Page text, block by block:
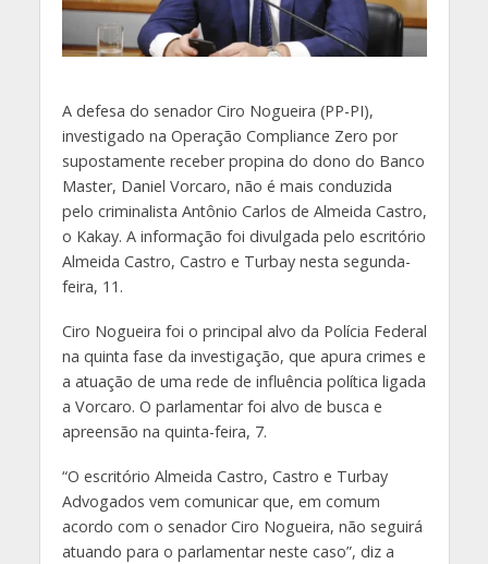
Adefesa do senador Ciro Nogueira (PP-PI),
investigado na Operação Compliance Zero por
supostamente receber propina do dono do Banco
Master, Daniel Vorcaro, não é mais conduzida
pelo criminalista Antônio Carlos de Almeida Castro,
o Kakay. A informação foi divulgada pelo escritório
Almeida Castro, Castro e Turbay nesta segunda-
feira, 11.
Ciro Nogueira foi o principal alvo da Polícia Federal
na quinta fase da investigação, que apura crimes e
a atuação de uma rede de influência política ligada
a Vorcaro. O parlamentar foi alvo de busca e
apreensão na quinta-feira, 7.
“O escritório Almeida Castro, Castro e Turbay
Advogados vem comunicar que, em comum
acordo com o senador Ciro Nogueira, não seguirá
atuando para o parlamentar neste caso”, diz a